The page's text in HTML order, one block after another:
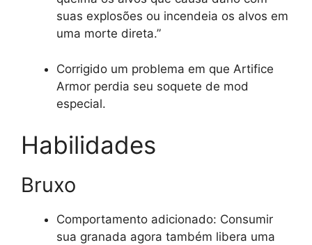
suas explosões ou incendeia os alvos em
uma morte direta.”
Corrigido um problema em que Artifice
Armor perdia seu soquete de mod
especial.
Habilidades
Bruxo
Comportamento adicionado: Consumir
sua granada agora também libera uma